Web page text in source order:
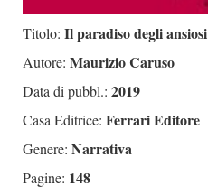
Titolo: Il paradiso degli ansiosi
Autore: Maurizio Caruso
Data di pubbl.: 2019
Casa Editrice: Ferrari Editore
Genere: Narrativa
Pagine: 148